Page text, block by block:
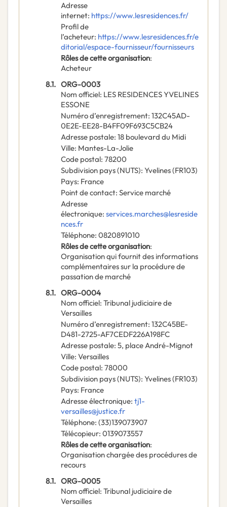
Adresse
internet: https://www.lesresidences.fr/
Profil de
l’acheteur: https://www.lesresidences.fr/e
ditorial/espace-fournisseur/fournisseurs
Rôles de cette organisation:
Acheteur
8.1. ORG-0003
Nom officiel: LES RESIDENCES YVELINES
ESSONE
Numéro d’enregistrement: 132C45AD-
0E2E-EE28-B4FF09F693C5CB24
Adresse postale: 18 boulevard du Midi
Ville: Mantes-La-Jolie
Code postal: 78200
Subdivision pays (NUTS): Yvelines(FR103)
Pays: France
Point de contact: Service marché
Adresse
électronique: services.marches@lesreside
nces.fr
Téléphone: 0820891010
Rôles de cette organisation:
Organisation qui fournit des informations
complémentaires sur la procédure de
passation de marché
8.1. ORG-0004
Nom officiel: Tribunal judiciaire de
Versailles
Numéro d’enregistrement: 132C45BE-
D481-2725-AF7CEDF226A198FC
Adresse postale: 5, place André-Mignot
Ville: Versailles
Code postal: 78000
Subdivision pays (NUTS): Yvelines(FR103)
Pays: France
Adresse électronique: tj1-
versailles@justice.fr
Téléphone: (33)139073907
Télécopieur: 0139073557
Rôles de cette organisation:
Organisation chargée des procédures de
recours
8.1. ORG-0005
Nom officiel: Tribunal judiciaire de
Versailles